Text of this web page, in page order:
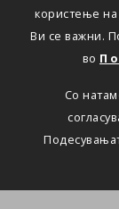
користење
Ви се важни.
во
Со